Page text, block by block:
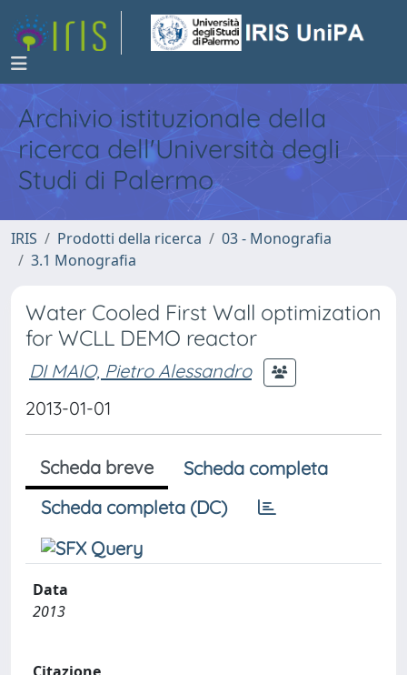
Archivio istituzionale della
ricerca dell'Università degli
Studi di Palermo
IRIS Prodotti della ricerca
03 - Monografia
3.1 Monografia
Water Cooled First Wall optimization
for WCLL DEMO reactor
DI MAIO, Pietro Alessandro
2013-01-01
Scheda breve
Scheda completa
Scheda completa (DC)
Data
2013
Citazione